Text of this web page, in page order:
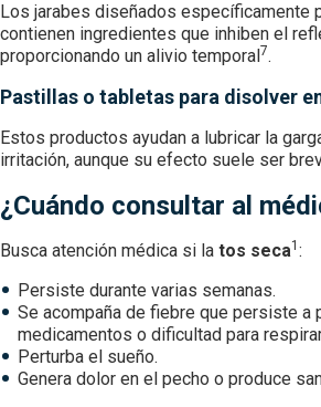
Los jarabes diseñados específicamente
contienen ingredientes que inhiben el
proporcionando un alivio temporal7.
Pastillas o tabletas para disolver
Estos productos ayudan a lubricar la
irritación, aunque su efecto suele ser
¿Cuándo consultar al
Busca atención médica si la tos seca1 :
Persiste durante varias semanas.
Se acompaña de fiebre que persiste a
medicamentos o dificultad para
Perturba el sueño.
Genera dolor en el pecho o produce